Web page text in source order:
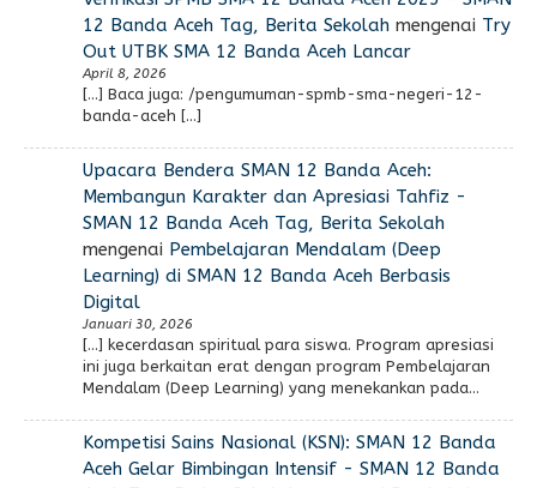
12 Banda Aceh Tag, Berita Sekolahmengenai Try
Out UTBK SMA 12 Banda Aceh Lancar
April 8, 2026
[…] Baca juga: /pengumuman-spmb-sma-negeri-12-
banda-aceh […]
Upacara Bendera SMAN 12 Banda Aceh:
Membangun Karakter dan Apresiasi Tahfiz -
SMAN 12 Banda Aceh Tag, Berita Sekolah
mengenai Pembelajaran Mendalam (Deep
Learning) di SMAN 12 Banda Aceh Berbasis
Digital
Januari 30, 2026
[…] kecerdasan spiritual para siswa. Program apresiasi
ini juga berkaitan erat dengan program Pembelajaran
Mendalam (Deep Learning) yang menekankan pada…
Kompetisi Sains Nasional (KSN): SMAN 12 Banda
Aceh Gelar Bimbingan Intensif - SMAN 12 Banda